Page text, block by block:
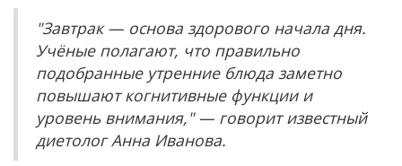
"Завтрак — основа здорового начала дня.
Учёные полагают, что правильно
подобранные утренние блюда заметно
повышают когнитивные функции и
уровень внимания," — говорит известный
диетолог Анна Иванова.